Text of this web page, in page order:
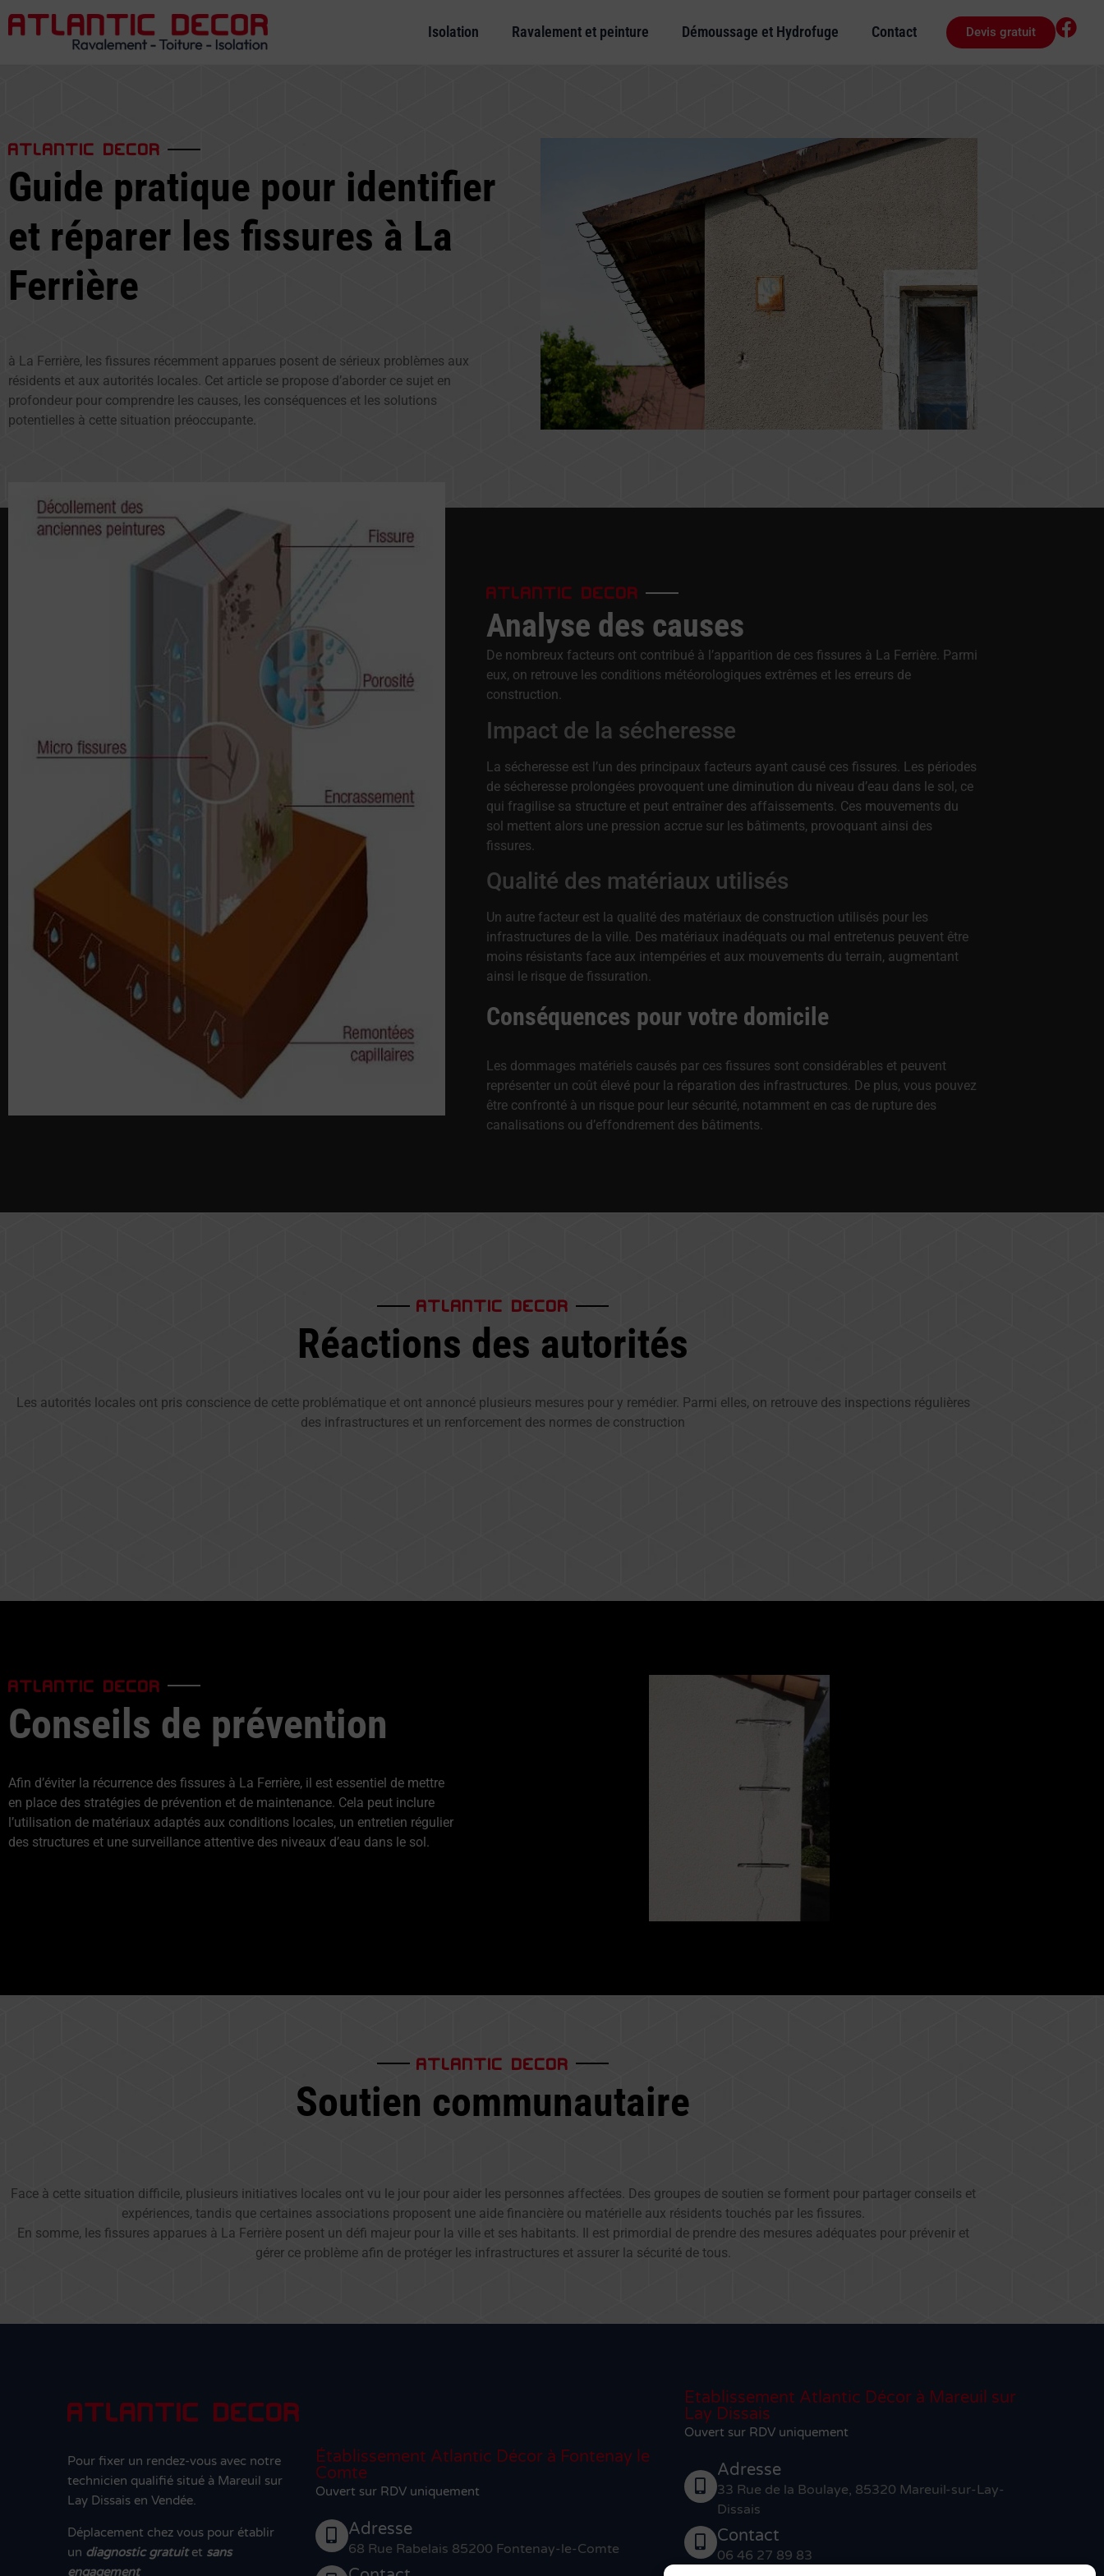
Isolation Ravalement et peinture Démoussage et Hydrofuge Contact Devis gratuit
ATLANTIC DECOR
Guide pratique pour identifier
et réparer les fissures à La
Ferrière
à La Ferrière, les fissures récemment apparues posent de sérieux problèmes aux
résidents et aux autorités locales. Cet article se propose d’aborder ce sujet en
profondeur pour comprendre les causes, les conséquences et les solutions
potentielles à cette situation préoccupante.
ATLANTIC DECOR
Analyse des causes
De nombreux facteurs ont contribué à l’apparition de ces fissures à La Ferrière. Parmi
eux, on retrouve les conditions météorologiques extrêmes et les erreurs de
construction.
Impact de la sécheresse
La sécheresse est l’un des principaux facteurs ayant causé ces fissures. Les périodes
de sécheresse prolongées provoquent une diminution du niveau d’eau dans le sol, ce
qui fragilise sa structure et peut entraîner des affaissements. Ces mouvements du
sol mettent alors une pression accrue sur les bâtiments, provoquant ainsi des
fissures.
Qualité des matériaux utilisés
Un autre facteur est la qualité des matériaux de construction utilisés pour les
infrastructures de la ville. Des matériaux inadéquats ou mal entretenus peuvent être
moins résistants face aux intempéries et aux mouvements du terrain, augmentant
ainsi le risque de fissuration.
Conséquences pour votre domicile
Les dommages matériels causés par ces fissures sont considérables et peuvent
représenter un coût élevé pour la réparation des infrastructures. De plus, vous pouvez
être confronté à un risque pour leur sécurité, notamment en cas de rupture des
canalisations ou d’effondrement des bâtiments.
ATLANTIC DECOR
Réactions des autorités
Les autorités locales ont pris conscience de cette problématique et ont annoncé plusieurs mesures pour y remédier. Parmi elles, on retrouve des inspections régulières
des infrastructures et un renforcement des normes de construction
ATLANTIC DECOR
Conseils de prévention
Afin d’éviter la récurrence des fissures à La Ferrière, il est essentiel de mettre
en place des stratégies de prévention et de maintenance. Cela peut inclure
l’utilisation de matériaux adaptés aux conditions locales, un entretien régulier
des structures et une surveillance attentive des niveaux d’eau dans le sol.
ATLANTIC DECOR
Soutien communautaire
Face à cette situation difficile, plusieurs initiatives locales ont vu le jour pour aider les personnes affectées. Des groupes de soutien se forment pour partager conseils et
expériences, tandis que certaines associations proposent une aide financière ou matérielle aux résidents touchés par les fissures.
En somme, les fissures apparues à La Ferrière posent un défi majeur pour la ville et ses habitants. Il est primordial de prendre des mesures adéquates pour prévenir et
gérer ce problème afin de protéger les infrastructures et assurer la sécurité de tous.
Pour fixer un rendez-vous avec notre
technicien qualifié situé à Mareuil sur
Lay Dissais en Vendée.
Déplacement chez vous pour établir
un diagnostic gratuitet sans
engagement
Établissement Atlantic Décor à Fontenay le
Comte
Ouvert sur RDV uniquement
Adresse
68 Rue Rabelais 85200 Fontenay-le-Comte
Etablissement Atlantic Décor à Mareuil sur
Lay Dissais
Ouvert sur RDV uniquement
Adresse
33 Rue de la Boulaye, 85320 Mareuil-sur-Lay-
Dissais
Contact
06 46 27 89 83